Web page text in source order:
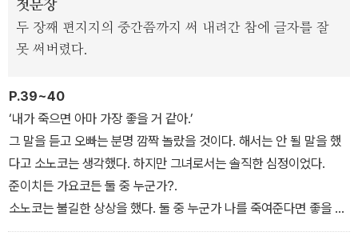
'가가 형사 시리즈' 개정판은 ‘가가 형사’의 대학 시절부터 네리마 경
찰서 소속 형사 시기까지를 다룬 7권의 작품을 아우른다. 개정판에서
군데 이상 다듬어 읽는 맛을 온전히 느낄 수 있도록 했다. 아울러 각
권에 대한 기발한 해석이 빛나는 그림작가 최환욱의 표지화로 시리즈
로서의 통일성을 더하여 소장 가치를 높였다.
첫문장
두 장째 편지지의 중간쯤까지 써 내려간 참에 글자를 잘
못 써버렸다.
P.39~40
‘내가 죽으면 아마 가장 좋을 거 같아.’
그 말을 듣고 오빠는 분명 깜짝 놀랐을 것이다. 해서는 안 될 말을 했
다고 소노코는 생각했다. 하지만 그녀로서는 솔직한 심정이었다.
준이치든 가요코든 둘 중 누군가?.
소노코는 불길한 상상을 했다. 둘 중 누군가 나를 죽여준다면 좋을 텐
데, 라고.